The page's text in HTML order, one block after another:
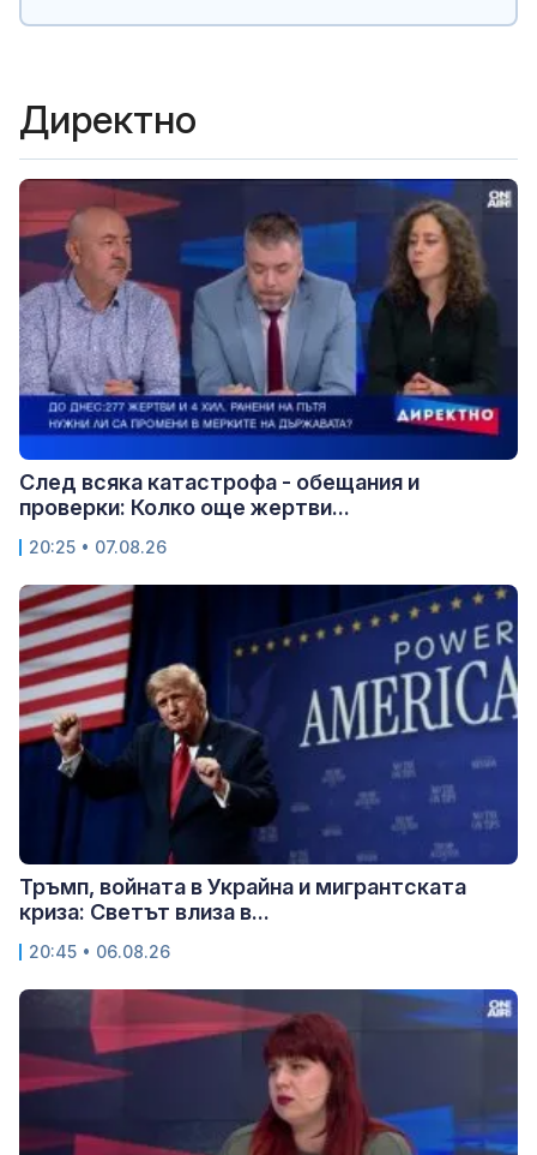
Директно
След всяка катастрофа - обещания и
проверки: Колко още жертви...
20:25 • 07.08.26
Тръмп, войната в Украйна и мигрантската
криза: Светът влиза в...
20:45 • 06.08.26